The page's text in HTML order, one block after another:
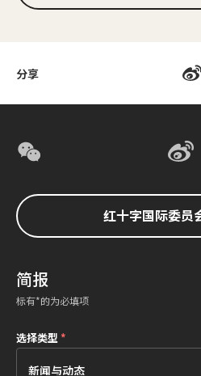
分享
红十字国际委员
简报
标有*的为必填项
选择类型*